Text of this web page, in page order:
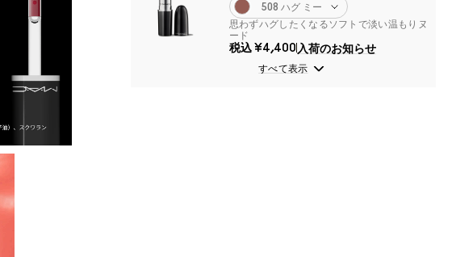
508 ハグ ミー
思わずハグしたくなるソフトで淡い温もりヌ
ード
税込 ¥4,400 入荷のお知らせ
すべて表示